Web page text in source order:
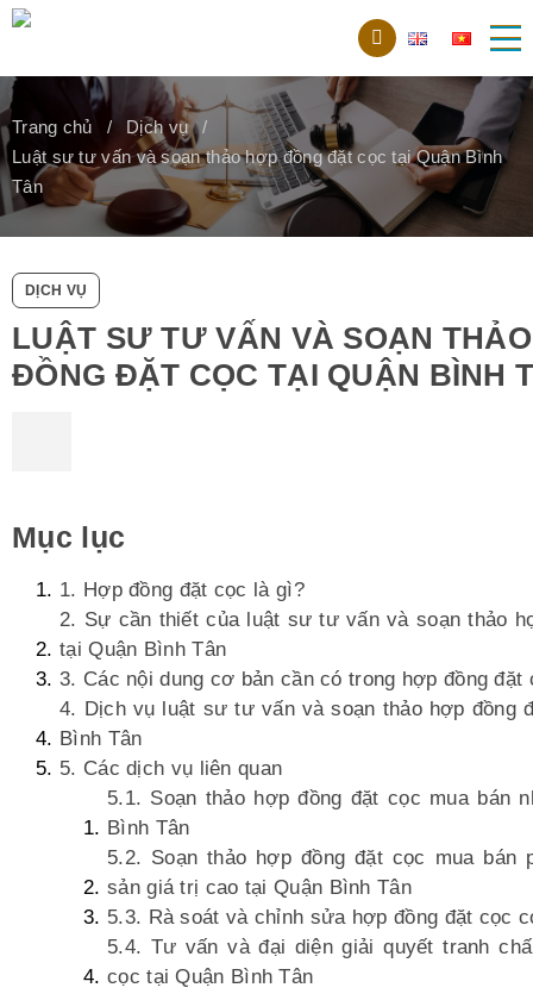
Trang chủ
Dịch vụ
Luật sư tư vấn và soạn thảo hợp đồng đặt cọc tại Quận Bình
Tân
DỊCH VỤ
LUẬT SƯ TƯ VẤN VÀ SOẠN
ĐỒNG ĐẶT CỌC TẠI QUẬN BÌNH
Mục lục
1. Hợp đồng đặt cọc là gì?
2. Sự cần thiết của luật sư tư vấn và soạn thảo
tại Quận Bình Tân
3. Các nội dung cơ bản cần có trong hợp đồng đặt
4. Dịch vụ luật sư tư vấn và soạn thảo hợp đồng
Bình Tân
5. Các dịch vụ liên quan
5.1. Soạn thảo hợp đồng đặt cọc mua bán
Bình Tân
5.2. Soạn thảo hợp đồng đặt cọc mua bán
sản giá trị cao tại Quận Bình Tân
5.3. Rà soát và chỉnh sửa hợp đồng đặt cọc
5.4. Tư vấn và đại diện giải quyết tranh
cọc tại Quận Bình Tân